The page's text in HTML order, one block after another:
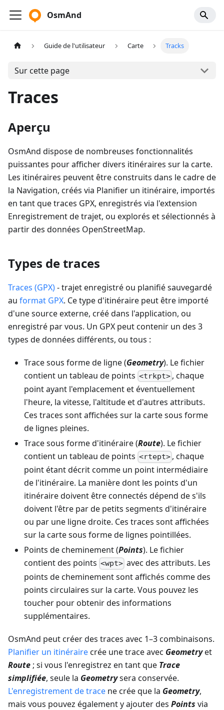
OsmAnd
Guide de l'utilisateur Carte Tracks
Sur cette page
Traces
Aperçu
OsmAnd dispose de nombreuses fonctionnalités
puissantes pour afficher divers itinéraires sur la carte.
Les itinéraires peuvent être construits dans le cadre de
la Navigation, créés via Planifier un itinéraire, importés
en tant que traces GPX, enregistrés via l'extension
Enregistrement de trajet, ou explorés et sélectionnés à
partir des données OpenStreetMap.
Types de traces
Traces (GPX)- trajet enregistré ou planifié sauvegardé
au format GPX. Ce type d'itinéraire peut être importé
d'une source externe, créé dans l'application, ou
enregistré par vous. Un GPX peut contenir un des 3
types de données différents, ou tous :
Trace sous forme de ligne (Geometry). Le fichier
contient un tableau de points <trkpt> , chaque
point ayant l'emplacement et éventuellement
l'heure, la vitesse, l'altitude et d'autres attributs.
Ces traces sont affichées sur la carte sous forme
de lignes pleines.
Trace sous forme d'itinéraire (Route). Le fichier
contient un tableau de points <rtept> , chaque
point étant décrit comme un point intermédiaire
de l'itinéraire. La manière dont les points d'un
itinéraire doivent être connectés dépend de s'ils
doivent l'être par de petits segments d'itinéraire
ou par une ligne droite. Ces traces sont affichées
sur la carte sous forme de lignes pointillées.
Points de cheminement (Points). Le fichier
contient des points <wpt> avec des attributs. Les
points de cheminement sont affichés comme des
points circulaires sur la carte. Vous pouvez les
toucher pour obtenir des informations
supplémentaires.
OsmAnd peut créer des traces avec 1–3 combinaisons.
Planifier un itinérairecrée une trace avec Geometryet
Route ; si vous l'enregistrez en tant que Trace
simplifiée, seule la Geometrysera conservée.
L'enregistrement de trace ne crée que la Geometry,
mais vous pouvez également y ajouter des Points via